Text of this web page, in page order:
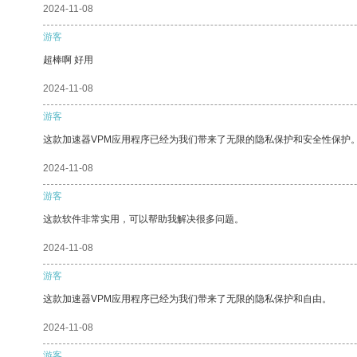
2024-11-08
游客
超棒啊 好用
2024-11-08
游客
这款加速器VPM应用程序已经为我们带来了无限的隐私保护和安全性保护
2024-11-08
游客
这款软件非常实用，可以帮助我解决很多问题。
2024-11-08
游客
这款加速器VPM应用程序已经为我们带来了无限的隐私保护和自由。
2024-11-08